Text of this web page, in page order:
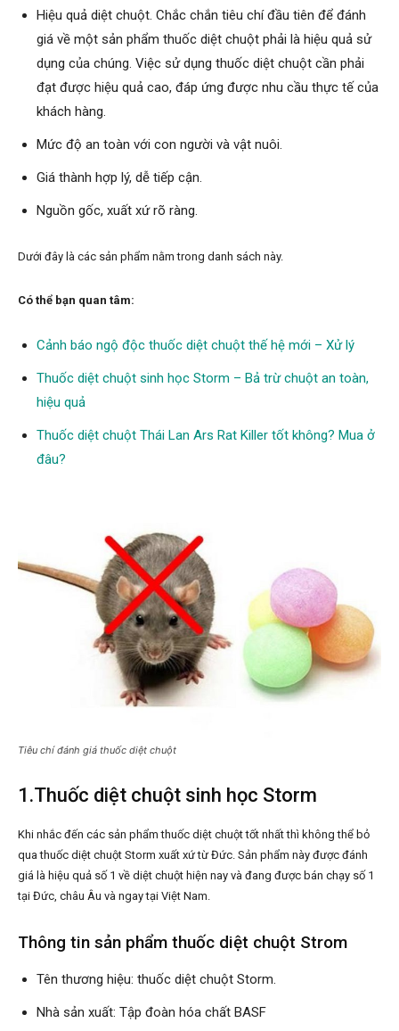
Hiệu quả diệt chuột. Chắc chắn tiêu chí đầu tiên để đánh
giá về một sản phẩm thuốc diệt chuột phải là hiệu quả sử
dụng của chúng. Việc sử dụng thuốc diệt chuột cần phải
đạt được hiệu quả cao, đáp ứng được nhu cầu thực tế của
khách hàng.
Mức độ an toàn với con người và vật nuôi.
Giá thành hợp lý, dễ tiếp cận.
Nguồn gốc, xuất xứ rõ ràng.
Dưới đây là các sản phẩm nằm trong danh sách này.
Có thể bạn quan tâm:
Cảnh báo ngộ độc thuốc diệt chuột thế hệ mới – Xử lý
Thuốc diệt chuột sinh học Storm – Bả trừ chuột an toàn,
hiệu quả
Thuốc diệt chuột Thái Lan Ars Rat Killer tốt không? Mua ở
đâu?
Tiêu chí đánh giá thuốc diệt chuột
1.Thuốc diệt chuột sinh học Storm
Khi nhắc đến các sản phẩm thuốc diệt chuột tốt nhất thì không thể bỏ
qua thuốc diệt chuột Storm xuất xứ từ Đức. Sản phẩm này được đánh
giá là hiệu quả số 1 về diệt chuột hiện nay và đang được bán chạy số 1
tại Đức, châu Âu và ngay tại Việt Nam.
Thông tin sản phẩm thuốc diệt chuột Strom
Tên thương hiệu: thuốc diệt chuột Storm.
Nhà sản xuất: Tập đoàn hóa chất BASF